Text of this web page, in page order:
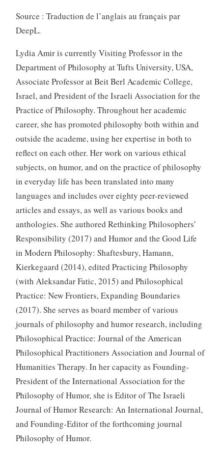
Source : Traduction de l’anglais au français par
DeepL.
Lydia Amir is currently Visiting Professor in the
Department of Philosophy at Tufts University, USA,
Associate Professor at Beit Berl Academic College,
Israel, and President of the Israeli Association for the
Practice of Philosophy. Throughout her academic
career, she has promoted philosophy both within and
outside the academe, using her expertise in both to
reflect on each other. Her work on various ethical
subjects, on humor, and on the practice of philosophy
in everyday life has been translated into many
languages and includes over eighty peer-reviewed
articles and essays, as well as various books and
anthologies. She authored Rethinking Philosophers’
Responsibility (2017) and Humor and the Good Life
in Modern Philosophy: Shaftesbury, Hamann,
Kierkegaard (2014), edited Practicing Philosophy
(with Aleksandar Fatic, 2015) and Philosophical
Practice: New Frontiers, Expanding Boundaries
(2017). She serves as board member of various
journals of philosophy and humor research, including
Philosophical Practice: Journal of the American
Philosophical Practitioners Association and Journal of
Humanities Therapy. In her capacity as Founding-
President of the International Association for the
Philosophy of Humor, she is Editor of The Israeli
Journal of Humor Research: An International Journal,
and Founding-Editor of the forthcoming journal
Philosophy of Humor.